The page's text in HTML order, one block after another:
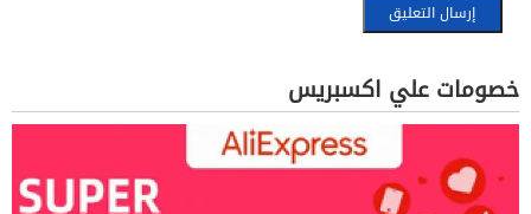
خصومات علي اكسبريس